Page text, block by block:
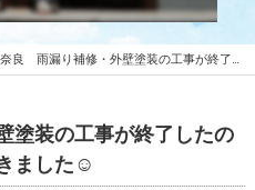
奈良 雨漏り補修・外壁塗装の工事が終了したので完了検査に同行してきました☺
装の工事が終了したの
ました☺